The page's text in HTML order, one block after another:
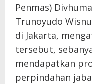
Penmas)
Trunoyudo
di Jakarta,
tersebut,
mendapatkan
perpindahan